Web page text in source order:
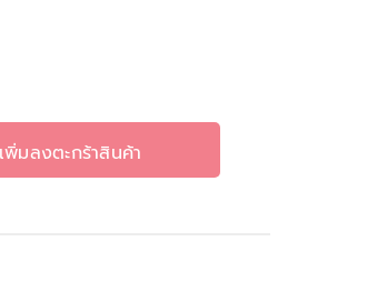
เพิ่มลงตะกร้าสินค้า